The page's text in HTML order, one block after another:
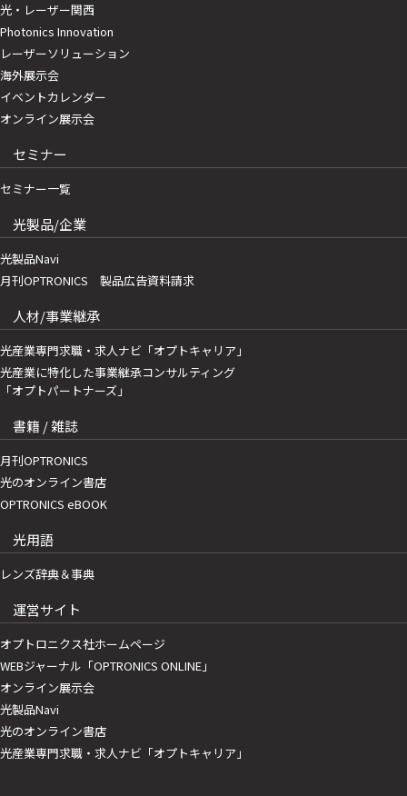
光・レーザー関西
Photonics Innovation
レーザーソリューション
海外展示会
イベントカレンダー
オンライン展示会
セミナー
セミナー一覧
光製品/企業
光製品Navi
月刊OPTRONICS 製品広告資料請求
人材/事業継承
光産業専門求職・求人ナビ「オプトキャリア」
光産業に特化した事業継承コンサルティング
「オプトパートナーズ」
書籍 / 雑誌
月刊OPTRONICS
光のオンライン書店
OPTRONICS eBOOK
光用語
レンズ辞典＆事典
運営サイト
オプトロニクス社ホームページ
WEBジャーナル「OPTRONICS ONLINE」
オンライン展示会
光製品Navi
光のオンライン書店
光産業専門求職・求人ナビ「オプトキャリア」